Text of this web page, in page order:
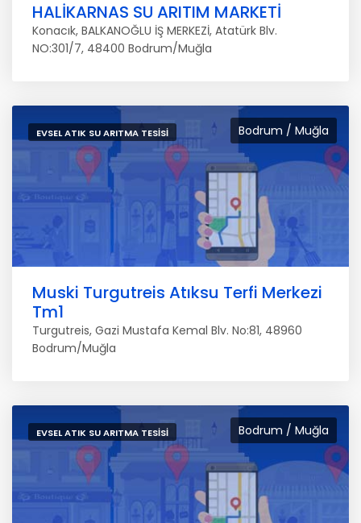
HALİKARNAS SU ARITIM MARKETİ
Konacık, BALKANOĞLU İŞ MERKEZİ, Atatürk Blv.
NO:301/7, 48400 Bodrum/Muğla
Bodrum / Muğla
EVSEL ATIK SU ARITMA TESISI
Muski Turgutreis Atıksu Terfi Merkezi
Tm1
Turgutreis, Gazi Mustafa Kemal Blv. No:81, 48960
Bodrum/Muğla
Bodrum / Muğla
EVSEL ATIK SU ARITMA TESISI